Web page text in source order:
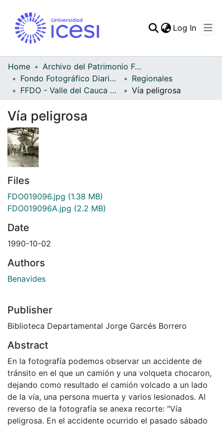
Statistics
Log In
Home
Archivo del Patrimonio Fotográfico y Fílmico del Valle del Cauca
Fondo Fotográfico Diario Occidente
Regionales
FFDO - Valle del Cauca - Patrimonial
Vía peligrosa
Vía peligrosa
Files
FDO019096.jpg (1.38 MB)
FDO019096A.jpg (2.2 MB)
Date
1990-10-02
Authors
Benavides
Publisher
Biblioteca Departamental Jorge Garcés Borrero
Abstract
En la fotografía podemos observar un accidente de
tránsito en el que un camión y una volqueta chocaron,
dejando como resultado el camión volcado a un lado
de la vía, una persona muerta y varios lesionados. Al
reverso de la fotografía se anexa recorte: "Vía
peligrosa. En el accidente ocurrido el pasado sábado